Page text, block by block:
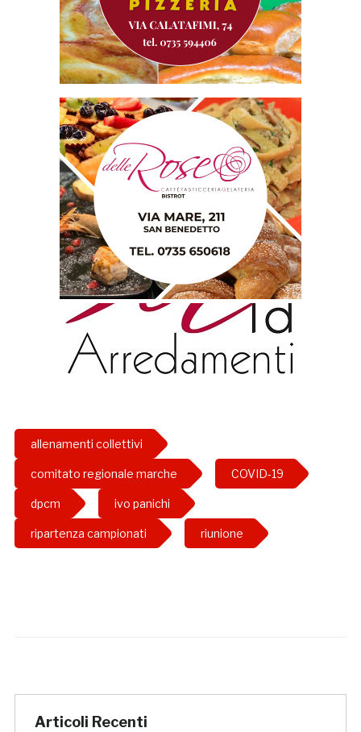
allenamenti collettivi
comitato regionale marche COVID-19
dpcm ivo panichi
ripartenza campionati riunione
Articoli Recenti